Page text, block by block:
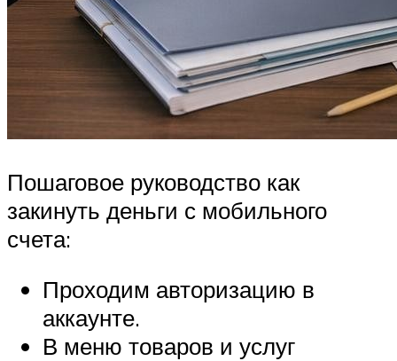
Пошаговое руководство как
закинуть деньги с мобильного
счета:
Проходим авторизацию в
аккаунте.
В меню товаров и услуг